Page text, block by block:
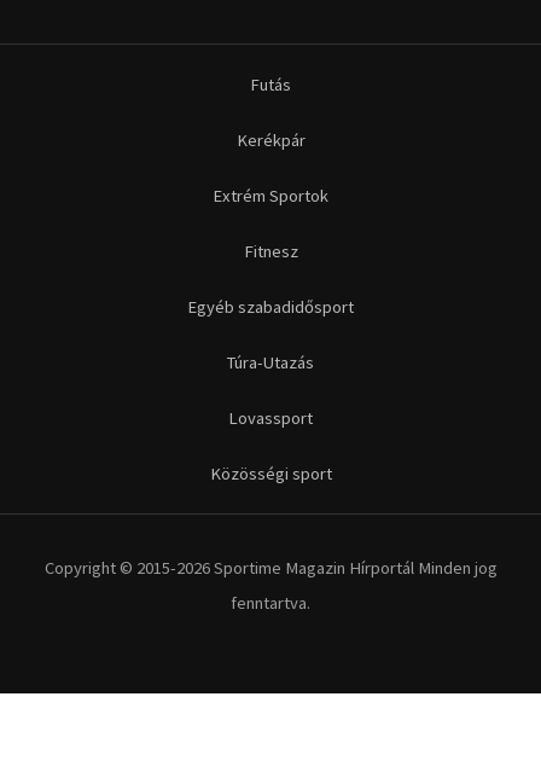
Futás
Kerékpár
Extrém Sportok
Fitnesz
Egyéb szabadidősport
Túra-Utazás
Lovassport
Közösségi sport
Copyright © 2015-2026 Sportime Magazin Hírportál Minden jog
fenntartva.